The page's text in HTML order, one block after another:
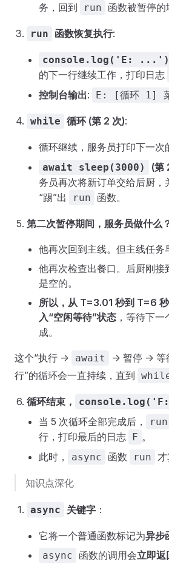
务，回到
run 函数被暂停的
run 函数恢复执行:
console.log('E: ...')
的下一行继续工作，打印日志
控制台输出: E: [循环 1]
while 循环 (第 2 次):
循环继续，服务员打印下一次
await sleep(3000) (第
务员再次将新订单交给后厨，
“踢”出 run 函数。
第二次暂停期间，服务员做什么
他再次回到主线。但主线任务
他再次检查出餐口。后厨刚接
是空的。
所以，从 T=3.01 秒到 T=6
入“空闲等待”状态 ，等待下一
成。
这个“执行 -> await
-> 暂停 ->
行”的循环会一直持续，直到
循环结束，
当 5 次循环全部完成后，
run
行，打印最后的日志 F 。
此时，
async 函数 run
知识点深化
async 关键字 ：
它将一个普通函数标记为异步
async 函数的调用会立即